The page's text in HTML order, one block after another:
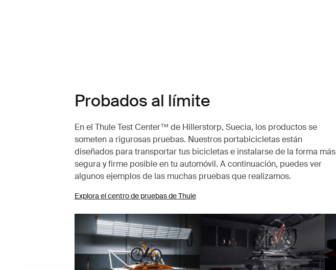
Probados al límite
En el Thule Test Center™ de Hillerstorp, Suecia, los productos se
someten a rigurosas pruebas. Nuestros portabicicletas están
diseñados para transportar tus bicicletas e instalarse de la forma más
segura y firme posible en tu automóvil. A continuación, puedes ver
algunos ejemplos de las muchas pruebas que realizamos.
Explora el centro de pruebas de Thule